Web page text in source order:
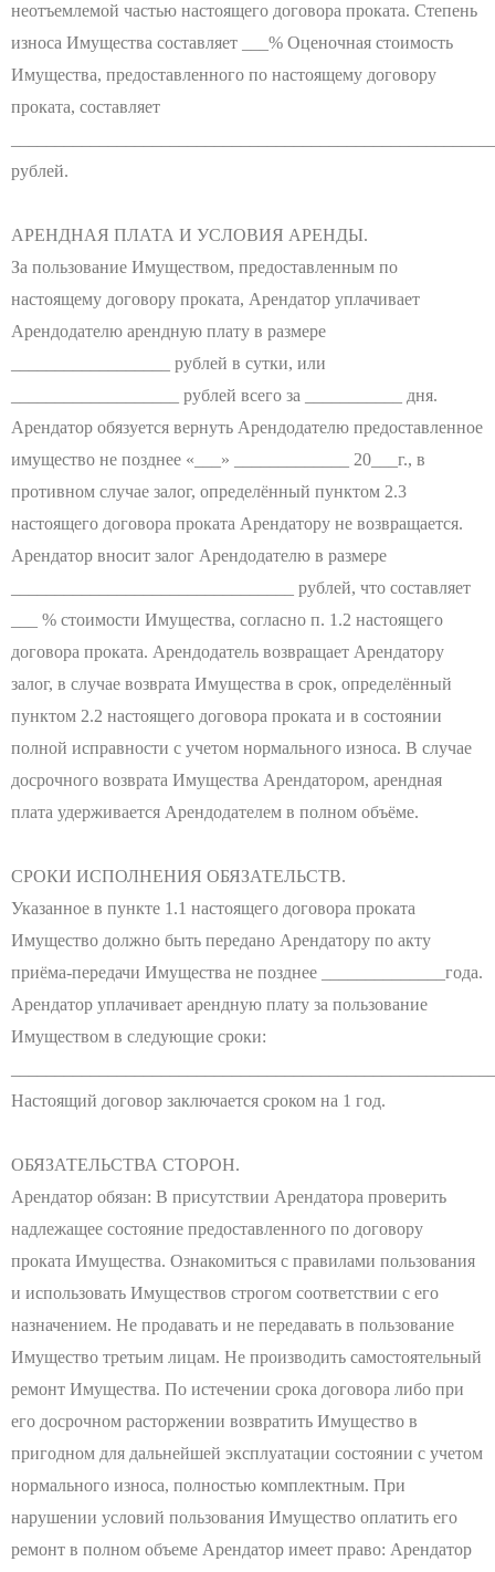
неотъемлемой частью настоящего договора проката. Степень
износа Имущества составляет ___% Оценочная стоимость
Имущества, предоставленного по настоящему договору
проката, составляет
рублей.
АРЕНДНАЯ ПЛАТА И УСЛОВИЯ АРЕНДЫ.
За пользование Имуществом, предоставленным по
настоящему договору проката, Арендатор уплачивает
Арендодателю арендную плату в размере
__________________ рублей в сутки, или
___________________ рублей всего за ___________ дня.
Арендатор обязуется вернуть Арендодателю предоставленное
имущество не позднее «___» _____________ 20___г., в
противном случае залог, определённый пунктом 2.3
настоящего договора проката Арендатору не возвращается.
Арендатор вносит залог Арендодателю в размере
________________________________ рублей, что составляет
___ % стоимости Имущества, согласно п. 1.2 настоящего
договора проката. Арендодатель возвращает Арендатору
залог, в случае возврата Имущества в срок, определённый
пунктом 2.2 настоящего договора проката и в состоянии
полной исправности с учетом нормального износа. В случае
досрочного возврата Имущества Арендатором, арендная
плата удерживается Арендодателем в полном объёме.
СРОКИ ИСПОЛНЕНИЯ ОБЯЗАТЕЛЬСТВ.
Указанное в пункте 1.1 настоящего договора проката
Имущество должно быть передано Арендатору по акту
приёма-передачи Имущества не позднее ______________года.
Арендатор уплачивает арендную плату за пользование
Имуществом в следующие сроки:
Настоящий договор заключается сроком на 1 год.
ОБЯЗАТЕЛЬСТВА СТОРОН.
Арендатор обязан: В присутствии Арендатора проверить
надлежащее состояние предоставленного по договору
проката Имущества. Ознакомиться с правилами пользования
и использовать Имуществов строгом соответствии с его
назначением. Не продавать и не передавать в пользование
Имущество третьим лицам. Не производить самостоятельный
ремонт Имущества. По истечении срока договора либо при
его досрочном расторжении возвратить Имущество в
пригодном для дальнейшей эксплуатации состоянии с учетом
нормального износа, полностью комплектным. При
нарушении условий пользования Имущество оплатить его
ремонт в полном объеме Арендатор имеет право: Арендатор